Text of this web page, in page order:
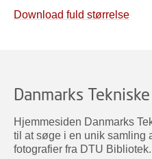
Download fuld størrelse
Danmarks
Hjemmesiden Danmarks
til at søge i en unik samling
fotografier fra DTU Bibliotek.